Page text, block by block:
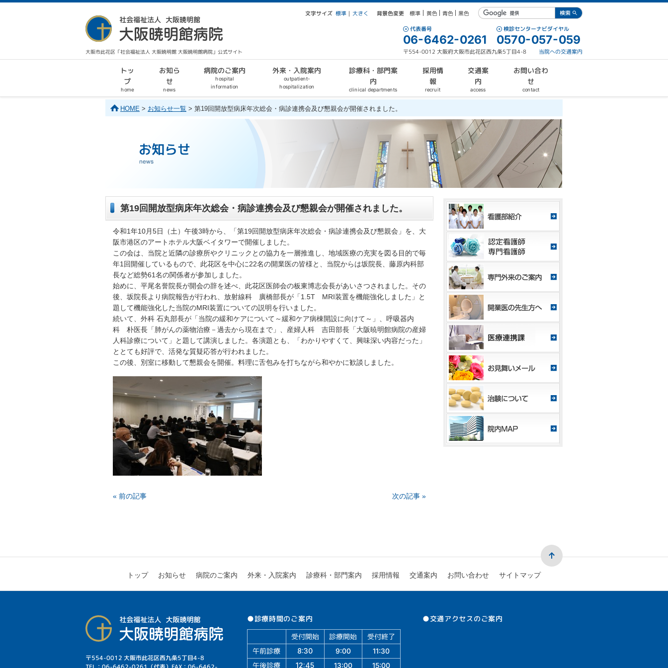
文字サイズ 標準 ｜ 大きく 背景色変更 標準 黄色 青色 黒色
大阪市此花区「社会福祉法人 大阪暁明館 大阪暁明館病院」公式サイト
代表番号
06-6462-0261
検診センターナビダイヤル
0570-057-059
〒554-0012 大阪府大阪市此花区西九条5丁目4-8 当院への交通案内
トッ
プ
home
お知ら
せ
news
病院のご案内
hospital
information
外来・入院案内
outpatient-
hospitalization
診療科・部門案
内
clinical departments
採用情
報
recruit
交通案
内
access
お問い合わ
せ
contact
HOME > お知らせ一覧 > 第19回開放型病床年次総会・病診連携会及び懇親会が開催されました。
第19回開放型病床年次総会・病診連携会及び懇親会が開催されました。
令和1年10月5日（土）午後3時から、「第19回開放型病床年次総会・病診連携会及び懇親会」を、大
阪市港区のアートホテル大阪ベイタワーで開催しました。
この会は、当院と近隣の診療所やクリニックとの協力を一層推進し、地域医療の充実を図る目的で毎
年1回開催しているもので、此花区を中心に22名の開業医の皆様と、当院からは坂院長、藤原内科部
長など総勢61名の関係者が参加しました。
始めに、平尾名誉院長が開会の辞を述べ、此花区医師会の板東博志会長があいさつされました。その
後、坂院長より病院報告が行われ、放射線科 廣橋部長が「1.5T MRI装置を機能強化しました」と
題して機能強化した当院のMRI装置についての説明を行いました。
続いて、外科 石丸部長が「当院の緩和ケアについて～緩和ケア病棟開設に向けて～」、呼吸器内
科 朴医長「肺がんの薬物治療－過去から現在まで」、産婦人科 吉田部長「大阪暁明館病院の産婦
人科診療について」と題して講演しました。各演題とも、「わかりやすくて、興味深い内容だった」
ととても好評で、活発な質疑応答が行われました。
この後、別室に移動して懇親会を開催。料理に舌包みを打ちながら和やかに歓談しました。
« 前の記事 次の記事 »
トップ お知らせ 病院のご案内 外来・入院案内 診療科・部門案内 採用情報 交通案内 お問い合わせ サイトマップ
〒554-0012 大阪市此花区西九条5丁目4-8
●診療時間のご案内
受付開始 診療開始
受付終了
午前診療
8:30 9:00 11:30
午後診療 12:45 13:00 15:00
●交通アクセスのご案内